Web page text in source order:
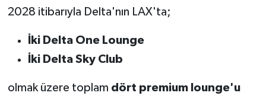
2028 itibarıyla Delta'nın LAX'ta;
İki Delta One Lounge
İki Delta Sky Club
olmak üzere toplam dört premium lounge'u